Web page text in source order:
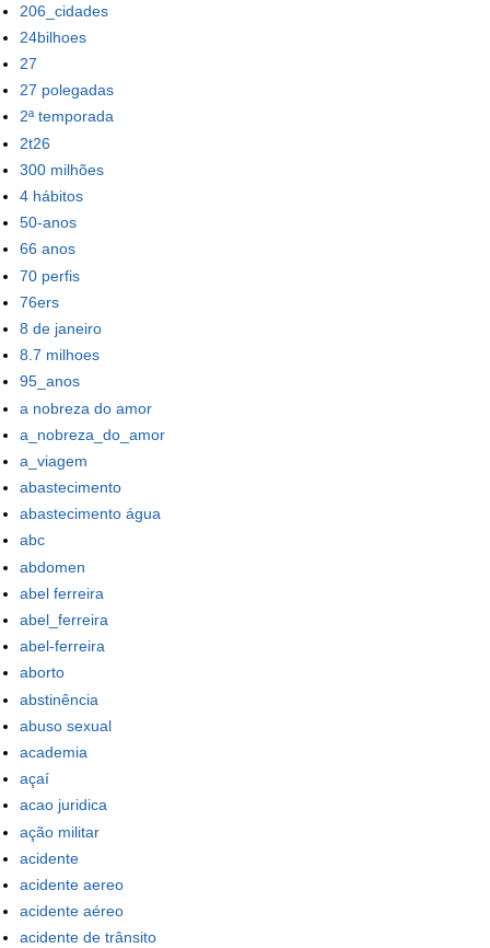
206_cidades
24bilhoes
27
27 polegadas
2ª temporada
2t26
300 milhões
4 hábitos
50-anos
66 anos
70 perfis
76ers
8 de janeiro
8.7 milhoes
95_anos
a nobreza do amor
a_nobreza_do_amor
a_viagem
abastecimento
abastecimento água
abc
abdomen
abel ferreira
abel_ferreira
abel-ferreira
aborto
abstinência
abuso sexual
academia
açaí
acao juridica
ação militar
acidente
acidente aereo
acidente aéreo
acidente de trânsito